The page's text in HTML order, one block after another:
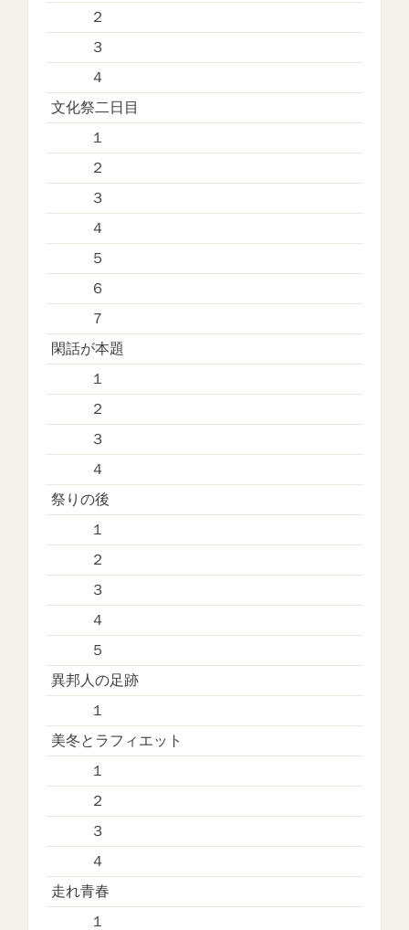
２
３
４
文化祭二日目
１
２
３
４
５
６
７
閑話が本題
１
２
３
４
祭りの後
１
２
３
４
５
異邦人の足跡
１
美冬とラフィエット
１
２
３
４
走れ青春
１